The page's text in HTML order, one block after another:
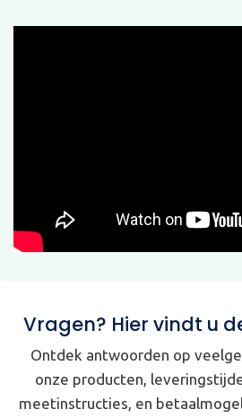
Vragen? Hier vindt u
Ontdek antwoorden op
onze producten,
meetinstructies, en